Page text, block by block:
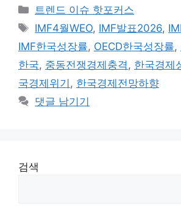
카
테
리
트렌드 이슈 핫포커스
태
그
IMF4월WEO, IMF발표2026,
IMF한국성장률, OECD한국성장률,
한국, 중동전쟁경제충격 , 한국경제
국경제위기 , 한국경제전망하향
댓글 남기기
검색